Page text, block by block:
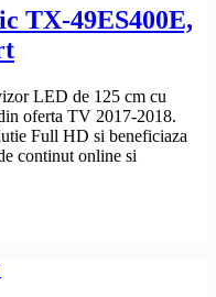
TX-49ES400E,
LED de 125 cm cu
oferta TV 2017-2018.
Full HD si beneficiaza
continut online si